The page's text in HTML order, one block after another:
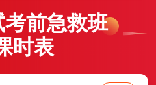
前急救班
时表